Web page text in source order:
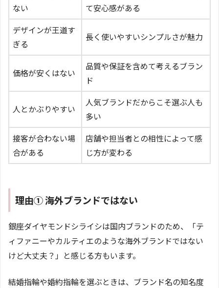
ない
て安心感がある
デザインが王道す
ぎる
長く使いやすいシンプルさが魅力
価格が安くはない
品質や保証を含めて考えるブラン
ド
人とかぶりやすい
人気ブランドだからこそ選ぶ人も
多い
接客が合わない場
合がある
店舗や担当者との相性によって感
じ方が変わる
理由① 海外ブランドではない
銀座ダイヤモンドシライシは国内ブランドのため、「テ
ィファニーやカルティエのような海外ブランドではない
けど大丈夫？」と感じる方もいます。
結婚指輪や婚約指輪を選ぶときは、ブランド名の知名度